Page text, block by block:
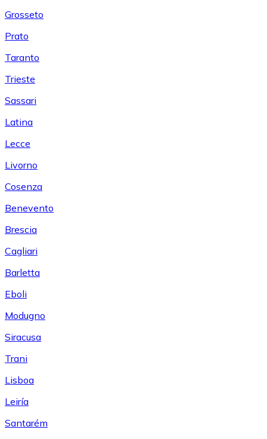
Grosseto
Prato
Taranto
Trieste
Sassari
Latina
Lecce
Livorno
Cosenza
Benevento
Brescia
Cagliari
Barletta
Eboli
Modugno
Siracusa
Trani
Lisboa
Leiría
Santarém